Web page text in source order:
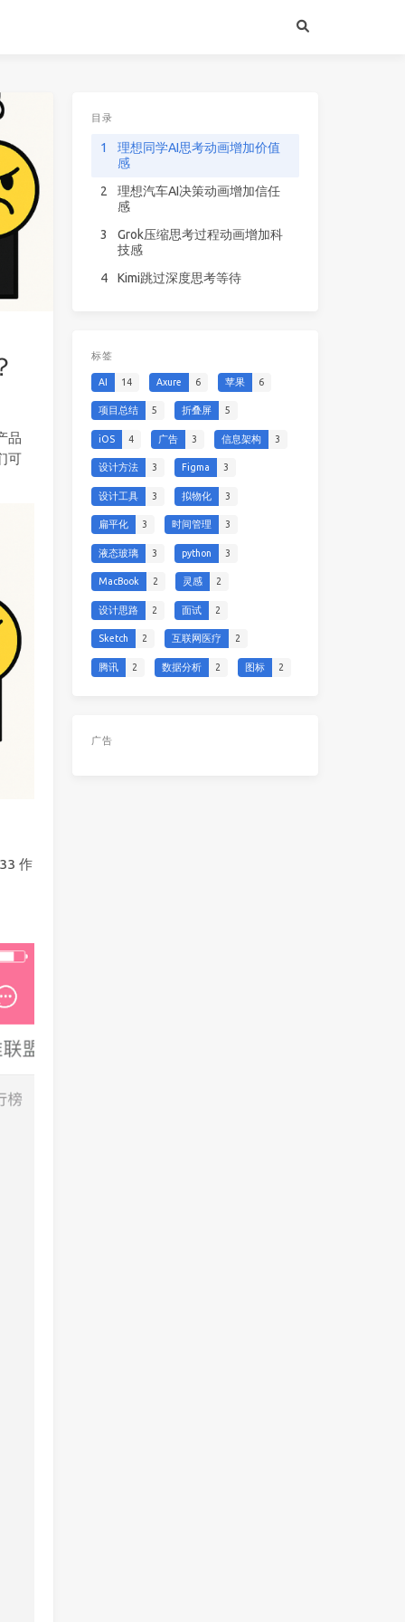
品
可
作
目录
1
理想同学AI思考动画增加价值
感
2
理想汽车AI决策动画增加信任
感
3
Grok压缩思考过程动画增加科
技感
4
Kimi跳过深度思考等待
标签
AI 14 Axure 6 苹果 6
项目总结 5 折叠屏 5
iOS 4 广告 3 信息架构 3
设计方法 3 Figma 3
设计工具 3 拟物化 3
扁平化 3 时间管理 3
液态玻璃 3 python 3
MacBook 2 灵感 2
设计思路 2 面试 2
Sketch 2 互联网医疗 2
腾讯 2 数据分析 2 图标 2
广告